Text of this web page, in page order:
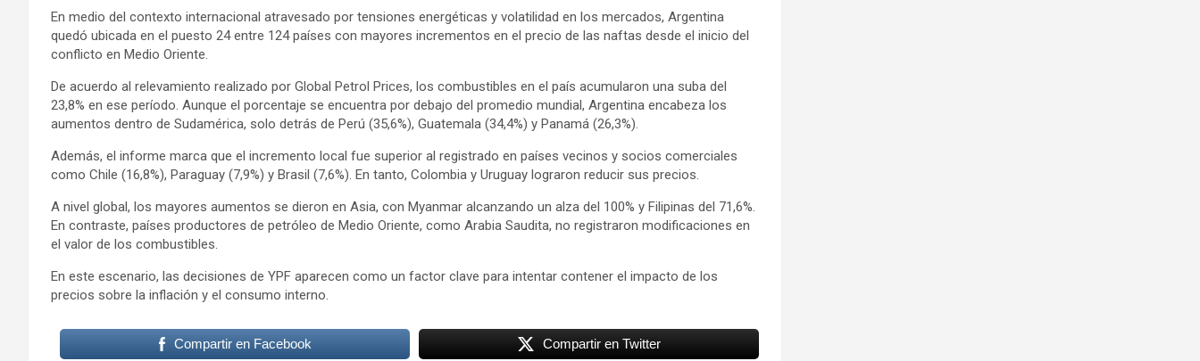
En medio del contexto internacional atravesado por tensiones energéticas y volatilidad en los mercados, Argentina
quedó ubicada en el puesto 24 entre 124 países con mayores incrementos en el precio de las naftas desde el inicio del
conflicto en Medio Oriente.
De acuerdo al relevamiento realizado por Global Petrol Prices, los combustibles en el país acumularon una suba del
23,8% en ese período. Aunque el porcentaje se encuentra por debajo del promedio mundial, Argentina encabeza los
aumentos dentro de Sudamérica, solo detrás de Perú (35,6%), Guatemala (34,4%) y Panamá (26,3%).
Además, el informe marca que el incremento local fue superior al registrado en países vecinos y socios comerciales
como Chile (16,8%), Paraguay (7,9%) y Brasil (7,6%). En tanto, Colombia y Uruguay lograron reducir sus precios.
A nivel global, los mayores aumentos se dieron en Asia, con Myanmar alcanzando un alza del 100% y Filipinas del 71,6%.
En contraste, países productores de petróleo de Medio Oriente, como Arabia Saudita, no registraron modificaciones en
el valor de los combustibles.
En este escenario, las decisiones de YPF aparecen como un factor clave para intentar contener el impacto de los
precios sobre la inflación y el consumo interno.
Compartir en Facebook Compartir en Twitter